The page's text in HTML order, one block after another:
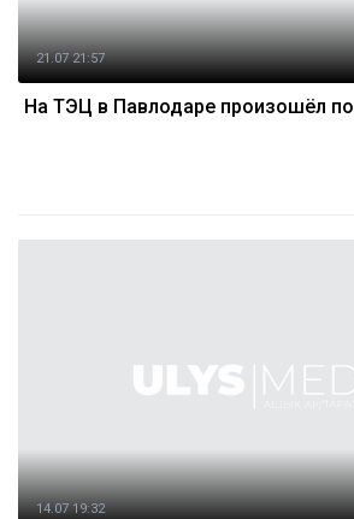
21.07 21:57
На ТЭЦ в Павлодаре произошёл
14.07 19:32